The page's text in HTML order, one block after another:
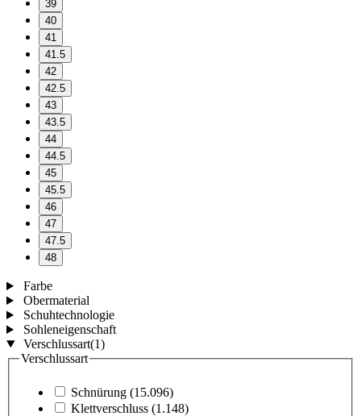
39
40
41
41.5
42
42.5
43
43.5
44
44.5
45
45.5
46
47
47.5
48
Farbe
Obermaterial
Schuhtechnologie
Sohleneigenschaft
Verschlussart(1)
Verschlussart
Schnürung (15.096)
Klettverschluss (1.148)